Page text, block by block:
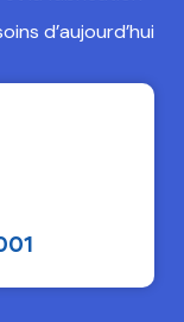
d’aujourd’hui